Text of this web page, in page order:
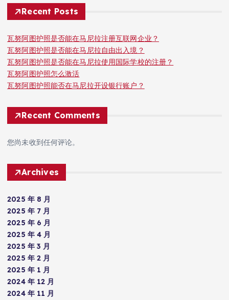
Recent Posts
瓦努阿图护照是否能在马尼拉注册互联网企业？
瓦努阿图护照是否能在马尼拉自由出入境？
瓦努阿图护照是否能在马尼拉使用国际学校的注册？
瓦努阿图护照怎么激活
瓦努阿图护照能否在马尼拉开设银行账户？
Recent Comments
您尚未收到任何评论。
Archives
2025 年 8 月
2025 年 7 月
2025 年 6 月
2025 年 4 月
2025 年 3 月
2025 年 2 月
2025 年 1 月
2024 年 12 月
2024 年 11 月